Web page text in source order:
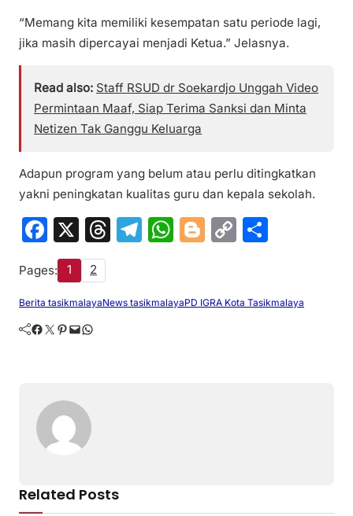
“Memang kita memiliki kesempatan satu periode lagi,
jika masih dipercayai menjadi Ketua.” Jelasnya.
Read also: Staff RSUD dr Soekardjo Unggah Video
Permintaan Maaf, Siap Terima Sanksi dan Minta
Netizen Tak Ganggu Keluarga
Adapun program yang belum atau perlu ditingkatkan
yakni peningkatan kualitas guru dan kepala sekolah.
F
a
c
e
b
k
X
T
a
T
gr
W
s
Bl
g
C
y e
Pages: 1 2
Berita tasikmalayaNews tasikmalayaPD IGRA Kota Tasikmalaya
Facebook Twitter Pinterest Mail WhatsApp
Related Posts